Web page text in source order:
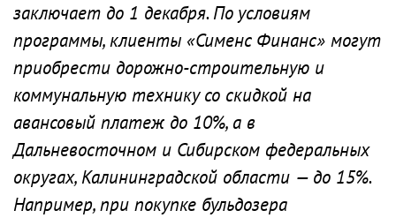
заключает до 1 декабря. По условиям
программы, клиенты «Сименс Финанс» могут
приобрести дорожно-строительную и
коммунальную технику со скидкой на
авансовый платеж до 10%, а в
Дальневосточном и Сибирском федеральных
округах, Калининградской области — до 15%.
Например, при покупке бульдозера